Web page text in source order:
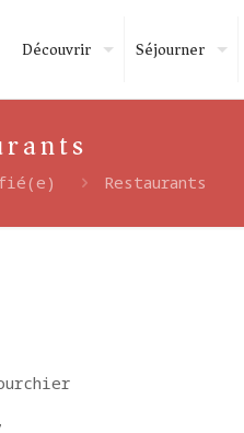
Découvrir Séjourner
Restaurants